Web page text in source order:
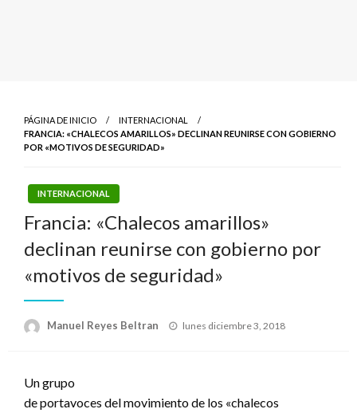
PÁGINA DE INICIO
INTERNACIONAL
FRANCIA: «CHALECOS AMARILLOS» DECLINAN REUNIRSE CON GOBIERNO
POR «MOTIVOS DE SEGURIDAD»
INTERNACIONAL
Francia: «Chalecos amarillos»
declinan reunirse con gobierno por
«motivos de seguridad»
Manuel Reyes Beltran
Publicado
lunes diciembre 3, 2018
Un grupo
de portavoces del movimiento de los «chalecos